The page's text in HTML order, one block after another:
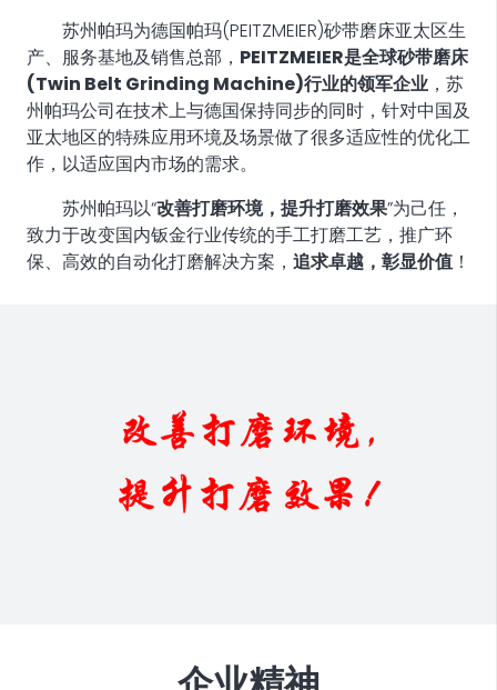
苏州帕玛为德国帕玛(PEITZMEIER)砂带磨床亚太区生
产、服务基地及销售总部， PEITZMEIER是全球砂带磨床
(Twin Belt Grinding Machine)行业的领军企业 ，苏
州帕玛公司在技术上与德国保持同步的同时，针对中国及
亚太地区的特殊应用环境及场景做了很多适应性的优化工
作，以适应国内市场的需求。
苏州帕玛以“改善打磨环境，提升打磨效果”为己任，
致力于改变国内钣金行业传统的手工打磨工艺，推广环
保、高效的自动化打磨解决方案， 追求卓越，彰显价值 ！